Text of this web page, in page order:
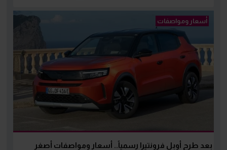
أسعار ومواصفات
بعد طرح أوبل فرونتيرا رسمياً.. أسعار ومواصفات أصغر